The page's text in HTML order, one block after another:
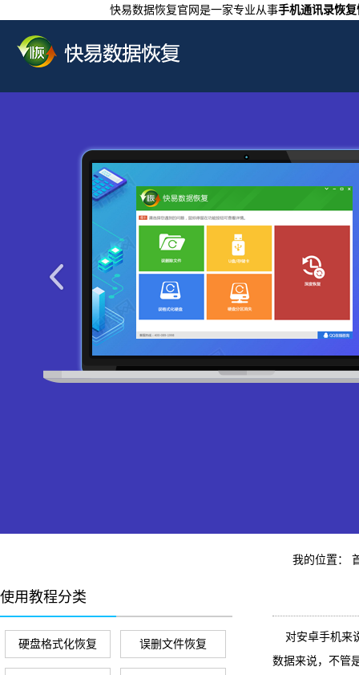
快易数据恢复官网是一家专业从事手机通讯录恢
我的位置：
使用教程分类
硬盘格式化恢复 误删文件恢复
对安卓手机来
数据来说，不管